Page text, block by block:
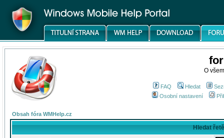
O
FAQ Hledat
Osobní nastavení
Obsah fóra WMHelp.cz
Hledat